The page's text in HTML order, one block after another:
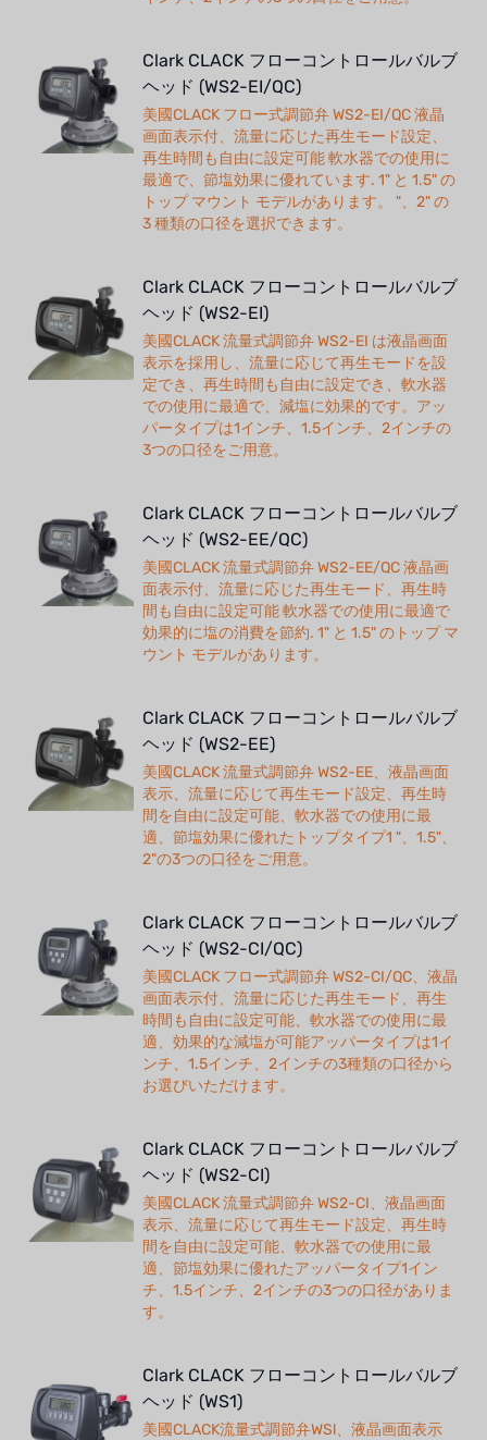
Clark CLACK フローコントロールバルブ
ヘッド (WS2-EI/QC)
美國CLACK フロー式調節弁 WS2-EI/QC 液晶
画面表示付、流量に応じた再生モード設定、
再生時間も自由に設定可能 軟水器での使用に
最適で、節塩効果に優れています. 1" と 1.5" の
トップ マウント モデルがあります。 "、2" の
3 種類の口径を選択できます。
Clark CLACK フローコントロールバルブ
ヘッド (WS2-EI)
美國CLACK 流量式調節弁 WS2-EI は液晶画面
表示を採用し、流量に応じて再生モードを設
定でき、再生時間も自由に設定でき、軟水器
での使用に最適で、減塩に効果的です。アッ
パータイプは1インチ、1.5インチ、2インチの
3つの口径をご用意。
Clark CLACK フローコントロールバルブ
ヘッド (WS2-EE/QC)
美國CLACK 流量式調節弁 WS2-EE/QC 液晶画
面表示付、流量に応じた再生モード、再生時
間も自由に設定可能 軟水器での使用に最適で
効果的に塩の消費を節約. 1" と 1.5" のトップ マ
ウント モデルがあります。
Clark CLACK フローコントロールバルブ
ヘッド (WS2-EE)
美國CLACK 流量式調節弁 WS2-EE、液晶画面
表示、流量に応じて再生モード設定、再生時
間を自由に設定可能、軟水器での使用に最
適、節塩効果に優れたトップタイプ1 "、1.5"、
2"の3つの口径をご用意。
Clark CLACK フローコントロールバルブ
ヘッド (WS2-CI/QC)
美國CLACK フロー式調節弁 WS2-CI/QC、液晶
画面表示付、流量に応じた再生モード、再生
時間も自由に設定可能、軟水器での使用に最
適、効果的な減塩が可能アッパータイプは1イ
ンチ、1.5インチ、2インチの3種類の口径から
お選びいただけます。
Clark CLACK フローコントロールバルブ
ヘッド (WS2-CI)
美國CLACK 流量式調節弁 WS2-CI、液晶画面
表示、流量に応じて再生モード設定、再生時
間を自由に設定可能、軟水器での使用に最
適、節塩効果に優れたアッパータイプ1イン
チ、1.5インチ、2インチの3つの口径がありま
す。
Clark CLACK フローコントロールバルブ
ヘッド (WS1)
美國CLACK流量式調節弁WSl、液晶画面表示